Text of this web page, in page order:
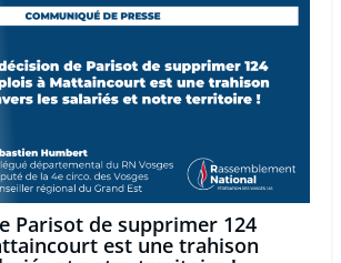
Parisot de supprimer 124
est une trahison